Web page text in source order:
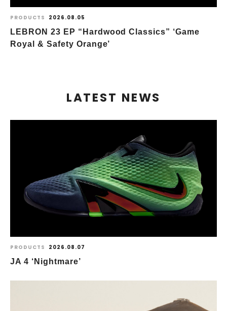
PRODUCTS 2026.08.05
LEBRON 23 EP “Hardwood Classics” ‘Game
Royal & Safety Orange’
LATEST NEWS
PRODUCTS 2026.08.07
JA 4 ‘Nightmare’